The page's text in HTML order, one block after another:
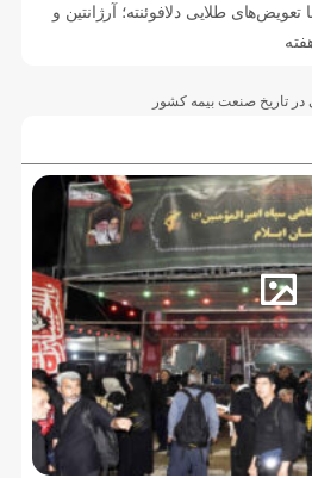
تعویض‌های طلایی دلافوئنته؛ آرژانتین و